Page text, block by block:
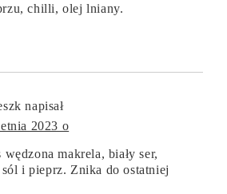
chilli, olej lniany.
napisał
2023 o
wędzona makrela, biały ser,
i pieprz. Znika do ostatniej